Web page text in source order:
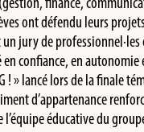
ont défendu leurs
jury de
en confiance, en autonomie
! » lancé lors de la finale
d’appartenance
l’équipe éducative du